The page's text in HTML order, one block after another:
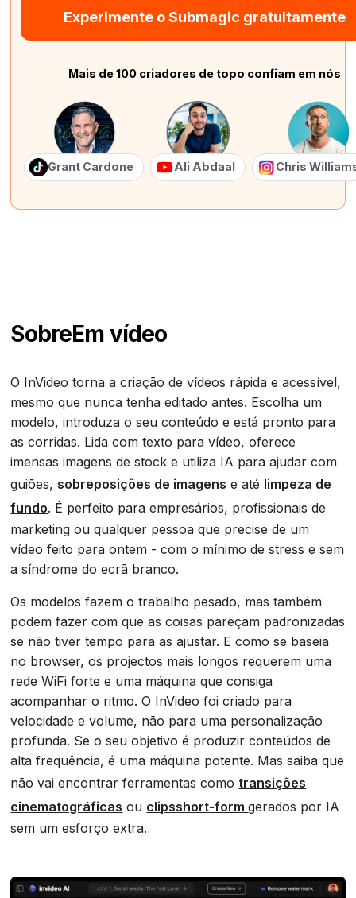
Experimente o Submagic gratuitamente
Mais de 100 criadores de topo confiam em nós
Grant Cardone Ali Abdaal Chris
SobreEm vídeo
O InVideo torna a criação de vídeos rápida e acessível,
mesmo que nunca tenha editado antes. Escolha um
modelo, introduza o seu conteúdo e está pronto para
as corridas. Lida com texto para vídeo, oferece
imensas imagens de stock e utiliza IA para ajudar com
guiões, sobreposições de imagens e até limpeza de
fundo. É perfeito para empresários, profissionais de
marketing ou qualquer pessoa que precise de um
vídeo feito para ontem - com o mínimo de stress e sem
a síndrome do ecrã branco.
Os modelos fazem o trabalho pesado, mas também
podem fazer com que as coisas pareçam padronizadas
se não tiver tempo para as ajustar. E como se baseia
no browser, os projectos mais longos requerem uma
rede WiFi forte e uma máquina que consiga
acompanhar o ritmo. O InVideo foi criado para
velocidade e volume, não para uma personalização
profunda. Se o seu objetivo é produzir conteúdos de
alta frequência, é uma máquina potente. Mas saiba que
não vai encontrar ferramentas como transições
cinematográficas ou clipsshort-formgerados por IA
sem um esforço extra.